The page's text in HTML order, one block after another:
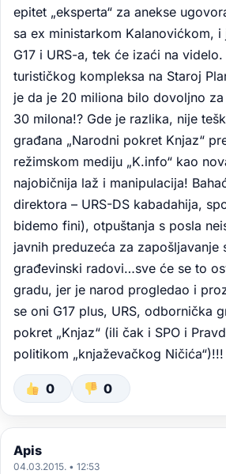
epitet „eksperta“ za anekse
sa ex ministarkom Kalanovićkom,
G17 i URS-a, tek će izaći na
turističkog kompleksa na Staroj
je da je 20 miliona bilo dovoljno
30 milona!? Gde je razlika, nije
građana „Narodni pokret Knjaz“
režimskom mediju „K.info“ kao
najobičnija laž i manipulacija!
direktora – URS-DS kabadahija,
bidemo fini), otpuštanja s posla
javnih preduzeća za
građevinski radovi…sve će se to
gradu, jer je narod progledao i
se oni G17 plus, URS, odbornička
pokret „Knjaz“ (ili čak i SPO i
politikom „knjaževačkog Ničića“)!!!
0 0
Apis
04.03.2015. • 12:53